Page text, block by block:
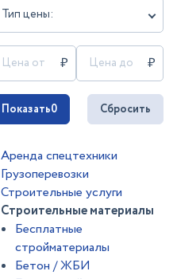
Тип цены:
Показать0 Сбросить
Аренда спецтехники
Грузоперевозки
Строительные услуги
Строительные материалы
Бесплатные
стройматериалы
Бетон / ЖБИ